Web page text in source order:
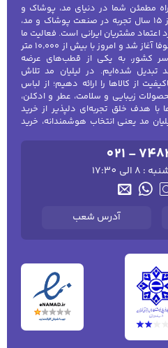
مطمئن شما در دنیای مد، پوشاک و
سبک زندگی | لیلیان مد، با بیش از ۱۵ سال تجربه در صنعت پوشاک و مد،
مشتریان ایرانی است. فعالیت ما
از سال ۲۰۰۸ زیرمجموعه گروه شکوفا آغاز شد و امروز با بیش از ۱۰٬۰۰۰ متر
کشور، به یکی از قطب‌های عرضه
شده‌ایم. در لیلیان مد تلاش
از کالاها را ارائه دهیم؛ از لباس
محصولات زیبایی و سلامت، عطر و ادکلن،
هدف خلق تجربه‌ای دلپذیر از خرید
مد یعنی انتخاب هوشمندانه، خرید
021 -
17:30
آدرس شعب